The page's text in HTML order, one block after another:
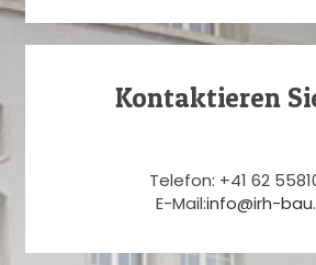
Kontaktieren
Telefon: +41 62
E-Mail:info@irh-